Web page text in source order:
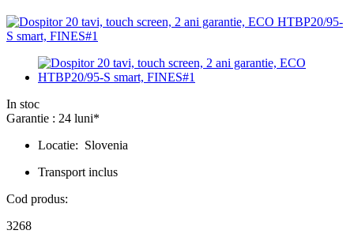
In stoc
Garantie : 24 luni*
Locatie: Slovenia
Transport inclus
Cod produs:
3268